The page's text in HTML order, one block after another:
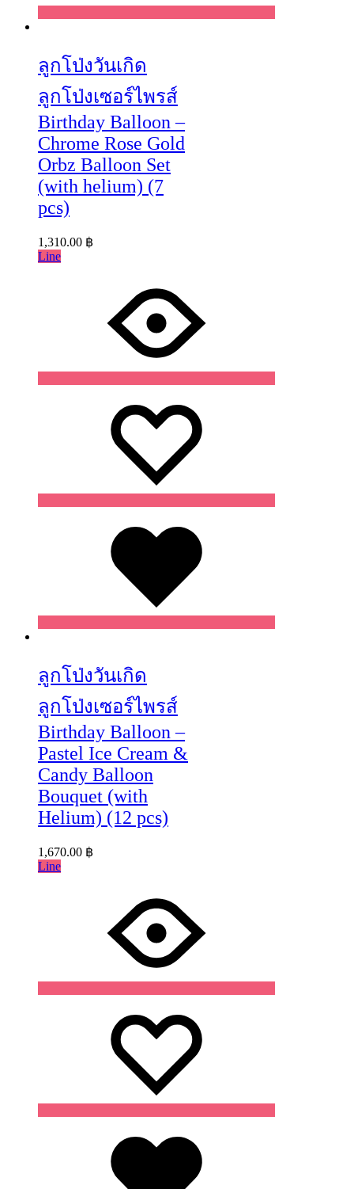
ลูกโป่งวันเกิด
ลูกโป่งเซอร์ไพรส์
Birthday Balloon –
Chrome Rose Gold
Orbz Balloon Set
(with helium) (7
pcs)
1,310.00 ฿
Line
ลูกโป่งวันเกิด
ลูกโป่งเซอร์ไพรส์
Birthday Balloon –
Pastel Ice Cream &
Candy Balloon
Bouquet (with
Helium) (12 pcs)
1,670.00 ฿
Line